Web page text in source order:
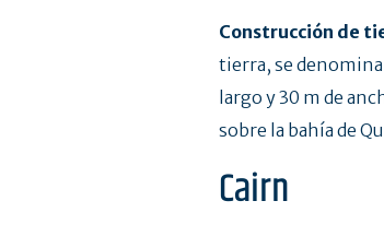
Construcción de
tierra, se
largo y 30 m de
sobre la bahía de
Cairn